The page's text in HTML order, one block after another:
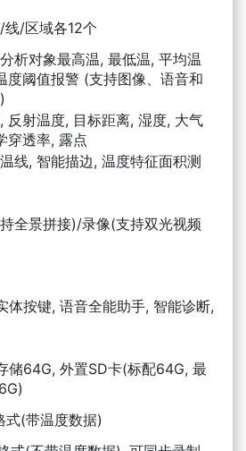
线/区域各12个
析对象最高温, 最低温, 平均温
度阈值报警 (支持图像、语音和
反射温度, 目标距离, 湿度, 大气
穿透率, 露点
线, 智能描边, 温度特征面积测
全景拼接)/录像(支持双光视频
体按键, 语音全能助手, 智能诊断,
储64G, 外置SD卡(标配64G, 最
式(带温度数据)